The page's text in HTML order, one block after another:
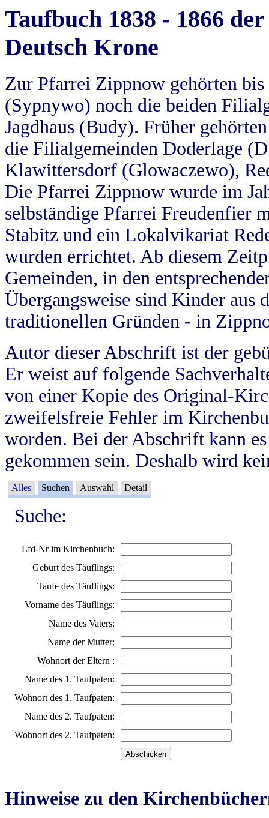
Taufbuch 1838 - 1866
Deutsch Krone
Zur Pfarrei Zippnow gehörten
(Sypnywo) noch die beiden
Jagdhaus (Budy). Früher
die Filialgemeinden Doderlage
Klawittersdorf (Glowaczewo),
Die Pfarrei Zippnow wurde im
selbständige Pfarrei Freudenfier
Stabitz und ein Lokalvikariat
wurden errichtet. Ab diesem
Gemeinden, in den
Übergangsweise sind Kinder aus
traditionellen Gründen - in
Autor dieser Abschrift ist der
Er weist auf folgende
von einer Kopie des Original-
zweifelsfreie Fehler im
worden. Bei der Abschrift kann
gekommen sein. Deshalb wird
Alles Suchen Auswahl Detail
Suche:
Lfd-Nr im Kirchenbuch:
Geburt des Täuflings:
Taufe des Täuflings:
Vorname des Täuflings:
Name des Vaters:
Name der Mutter:
Wohnort der Eltern :
Name des 1. Taufpaten:
Wohnort des 1. Taufpaten:
Name des 2. Taufpaten:
Wohnort des 2. Taufpaten:
Hinweise zu den